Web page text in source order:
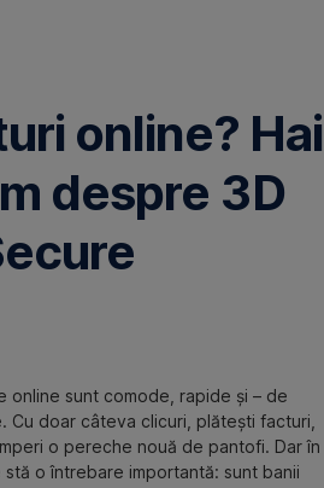
online? Hai
despre 3D
online sunt comode, rapide și – de
Cu doar câteva clicuri, plătești facturi,
o pereche nouă de pantofi. Dar în
o întrebare importantă: sunt banii